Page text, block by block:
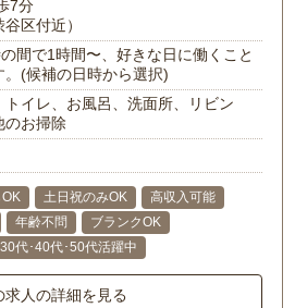
7分
谷区付近）
間で1時間〜、好きな日に働くこと
。(候補の日時から選択)
トイレ、お風呂、洗面所、リビン
のお掃除
土日祝のみOK
高収入可能
年齢不問
ブランクOK
30代･40代･50代活躍中
求人の詳細を見る